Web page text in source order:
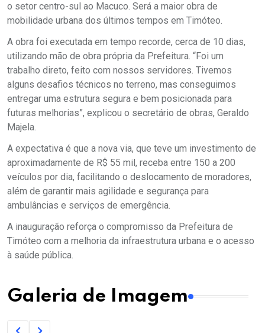
o setor centro-sul ao Macuco. Será a maior obra de
mobilidade urbana dos últimos tempos em Timóteo.
A obra foi executada em tempo recorde, cerca de 10 dias,
utilizando mão de obra própria da Prefeitura. “Foi um
trabalho direto, feito com nossos servidores. Tivemos
alguns desafios técnicos no terreno, mas conseguimos
entregar uma estrutura segura e bem posicionada para
futuras melhorias”, explicou o secretário de obras, Geraldo
Majela.
A expectativa é que a nova via, que teve um investimento de
aproximadamente de R$ 55 mil, receba entre 150 a 200
veículos por dia, facilitando o deslocamento de moradores,
além de garantir mais agilidade e segurança para
ambulâncias e serviços de emergência.
A inauguração reforça o compromisso da Prefeitura de
Timóteo com a melhoria da infraestrutura urbana e o acesso
à saúde pública.
Galeria de Imagem